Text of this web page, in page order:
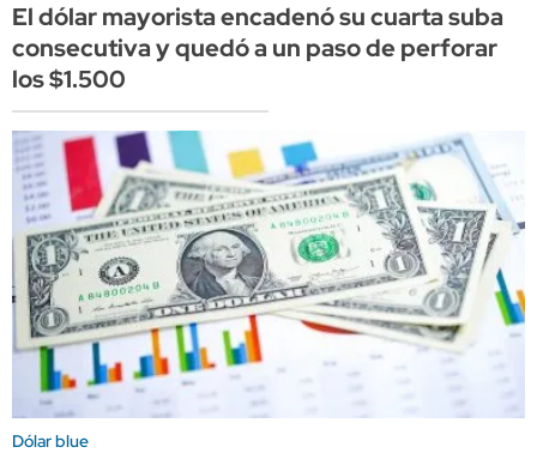
El dólar mayorista encadenó su cuarta suba
consecutiva y quedó a un paso de perforar
los $1.500
Dólar blue